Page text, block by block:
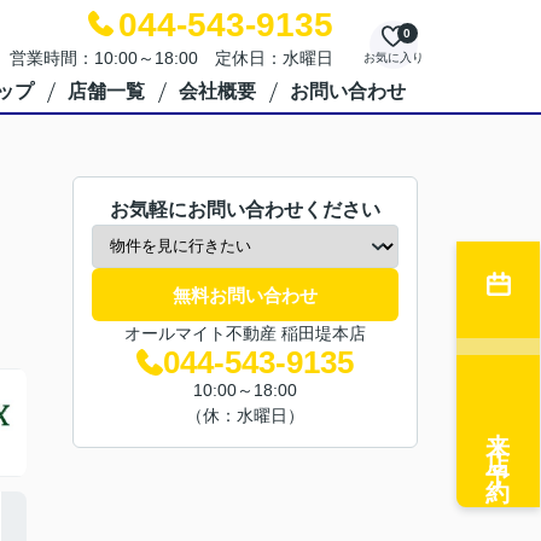
044-543-9135
営業時間：10:00～18:00 定休日：水曜日 お気に入り
0
プ 店舗一覧 会社概要 お問い合わせ
お気軽にお問い合わせください
無料お問い合わせ
オールマイト不動産 稲田堤本店
044-543-9135
10:00～18:00
（休：水曜日）
来店予約